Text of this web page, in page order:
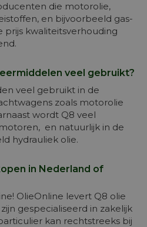
die motorolie,
en bijvoorbeeld gas-
prijs kwaliteitsverhouding
veel gebruikt?
veel gebruikt in de
zoals motorolie
wordt Q8 veel
en natuurlijk in de
hydrauliek olie.
in Nederland of
OlieOnline levert Q8 olie
gespecialiseerd in zakelijk
kan rechtstreeks bij